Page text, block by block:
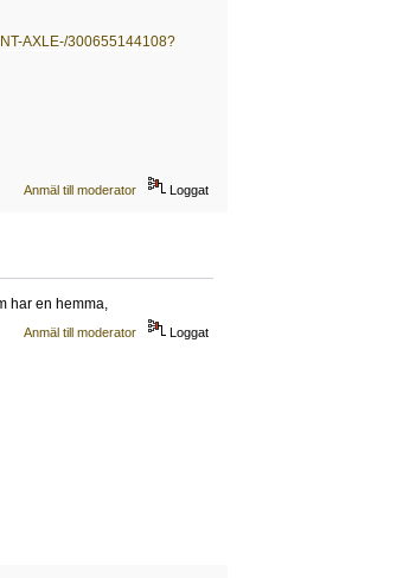
AXLE-/300655144108?
Anmäl till moderator
Loggat
har en hemma,
Anmäl till moderator Loggat